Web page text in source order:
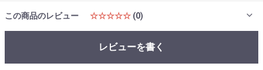
この商品のレビュー ☆☆☆☆☆ (0)
レビューを書く